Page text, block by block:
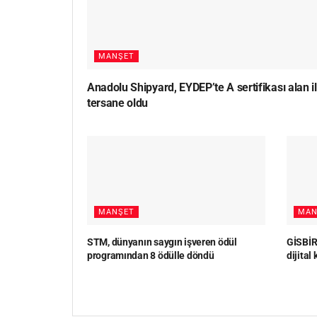
MANŞET
Anadolu Shipyard, EYDEP’te A sertifikası alan
tersane oldu
MANŞET
STM, dünyanın saygın işveren ödül
programından 8 ödülle döndü
dijital